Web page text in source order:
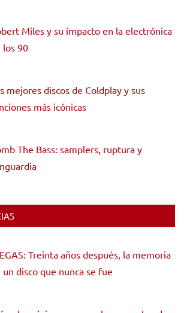
Miles y su impacto en la electrónica
los 90
mejores discos de Coldplay y sus
más icónicas
The Bass: samplers, ruptura y
Treinta años después, la memoria
un disco que nunca se fue